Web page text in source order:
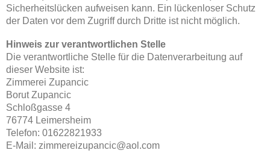
Sicherheitslücken aufweisen kann. Ein lückenloser Schutz
der Daten vor dem Zugriff durch Dritte ist nicht möglich.
Hinweis zur verantwortlichen Stelle
Die verantwortliche Stelle für die Datenverarbeitung auf
dieser Website ist:
Zimmerei Zupancic
Borut Zupancic
Schloßgasse 4
76774 Leimersheim
Telefon: 01622821933
E-Mail: zimmereizupancic@aol.com